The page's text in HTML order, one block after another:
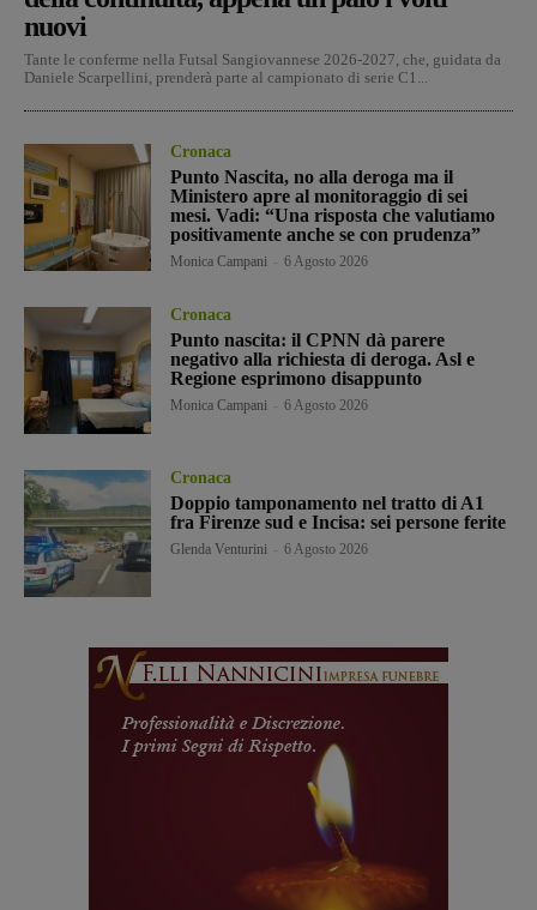
nuovi
Tante le conferme nella Futsal Sangiovannese 2026-2027, che, guidata da
Daniele Scarpellini, prenderà parte al campionato di serie C1...
Cronaca
Punto Nascita, no alla deroga ma il
Ministero apre al monitoraggio di sei
mesi. Vadi: “Una risposta che valutiamo
positivamente anche se con prudenza”
Monica Campani 6 Agosto 2026
Cronaca
Punto nascita: il CPNN dà parere
negativo alla richiesta di deroga. Asl e
Regione esprimono disappunto
Monica Campani 6 Agosto 2026
Cronaca
Doppio tamponamento nel tratto di A1
fra Firenze sud e Incisa: sei persone ferite
Glenda Venturini 6 Agosto 2026